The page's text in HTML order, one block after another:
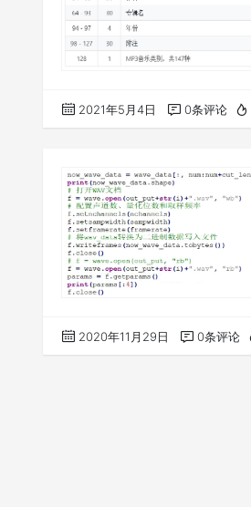
2021年5月4日 0条评论
2020年11月29日 0条评论